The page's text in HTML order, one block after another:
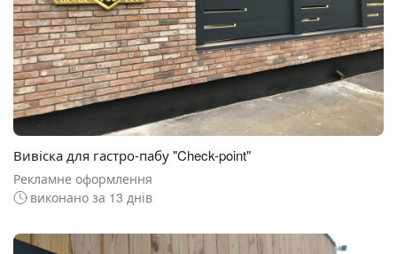
Вивіска для гастро-пабу "Check-point"
Рекламне оформлення
виконано за 13 днів